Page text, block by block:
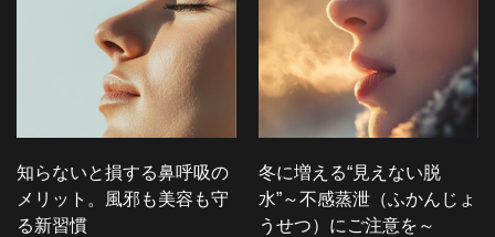
知らないと損する鼻呼吸の
メリット。風邪も美容も守
る新習慣
冬に増える“見えない脱
水”～不感蒸泄（ふかんじょ
うせつ）にご注意を～